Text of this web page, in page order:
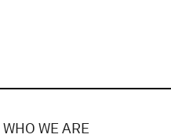
WHO WE ARE